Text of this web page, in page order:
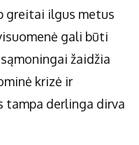
greitai ilgus metus
gali būti
žaidžia
krizė ir
derlinga dirva